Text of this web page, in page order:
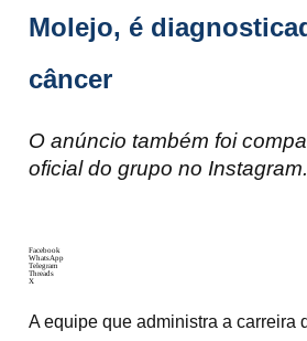
Molejo, é
câncer
O anúncio também foi
oficial do grupo no Instagram.
Facebook
WhatsApp
Telegram
Threads
X
A equipe que administra a carreira